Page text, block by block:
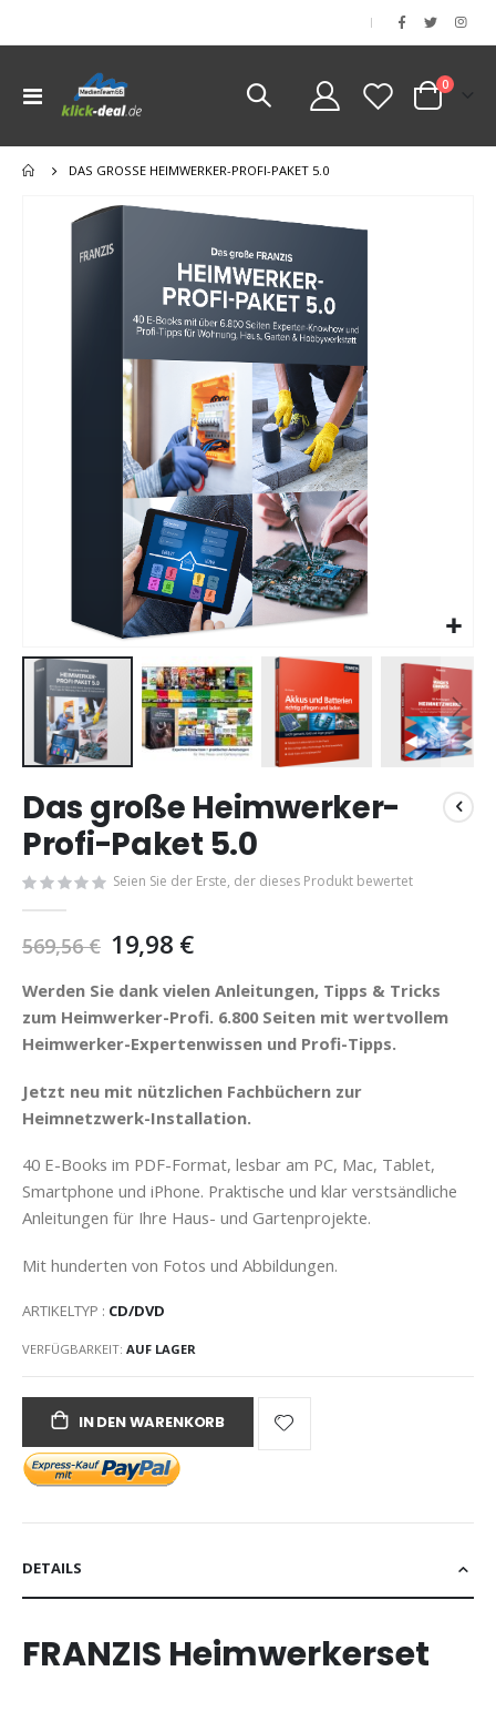
|
Navigation
umschalten
Cart
0Artikel
DAS GROSSE HEIMWERKER-PROFI-PAKET 5.0
Anfang
der
Bildgalerie
Das große Heimwerker-
Profi-Paket 5.0
Seien Sie der Erste, der dieses Produkt bewertet
569,56 € 19,98 €
Werden Sie dank vielen Anleitungen, Tipps & Tricks
zum Heimwerker-Profi. 6.800 Seiten mit wertvollem
Heimwerker-Expertenwissen und Profi-Tipps.
Jetzt neu mit nützlichen Fachbüchern zur
Heimnetzwerk-Installation.
40 E-Books im PDF-Format, lesbar am PC, Mac, Tablet,
Smartphone und iPhone. Praktische und klar verstsändliche
Anleitungen für Ihre Haus- und Gartenprojekte.
Mit hunderten von Fotos und Abbildungen.
ARTIKELTYP : CD/DVD
VERFÜGBARKEIT: AUF LAGER
IN DEN WARENKORB
DETAILS
FRANZIS Heimwerkerset